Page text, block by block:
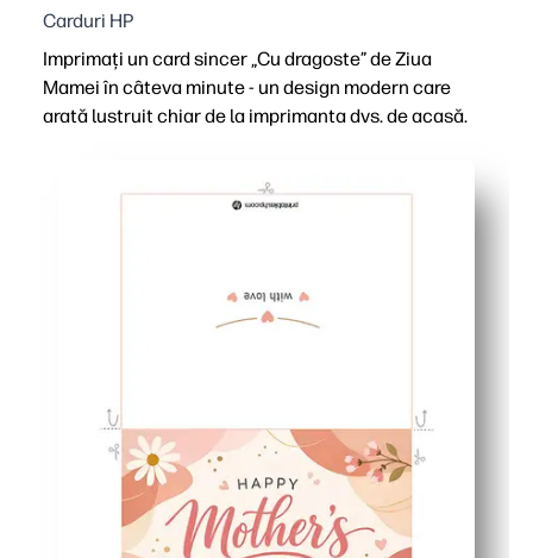
Carduri HP
Imprimați un card sincer „Cu dragoste” de Ziua
Mamei în câteva minute - un design modern care
arată lustruit chiar de la imprimanta dvs. de acasă.
Personal și memorabil - adăugați mesajul, doodle-